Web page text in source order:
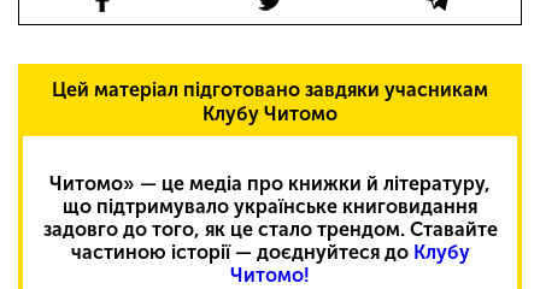
Цей матеріал підготовано завдяки учасникам
Клубу Читомо
Читомо» — це медіа про книжки й літературу,
що підтримувало українське книговидання
задовго до того, як це стало трендом. Ставайте
частиною історії — доєднуйтеся до Клубу
Читомо!